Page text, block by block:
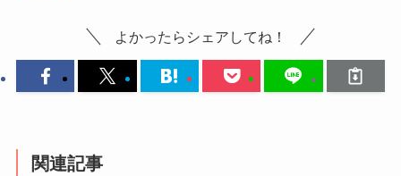
よかったらシェアしてね！
関連記事